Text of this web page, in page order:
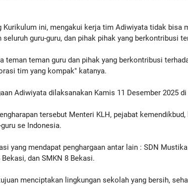
Kurikulum ini, mengakui kerja tim Adiwiyata tidak bisa
guru-guru, dan pihak pihak yang berkontribusi
teman teman guru dan pihak yang berkontribusi
tim yang kompak" katanya.
Adiwiyata dilaksanakan Kamis 11 Desember 2025
tersebut Menteri KLH, pejabat
se Indonesia.
yang mendapat penghargaan antar lain : SDN Mustika
dan SMKN 8 Bekasi.
menciptakan lingkungan sekolah yang bersih,